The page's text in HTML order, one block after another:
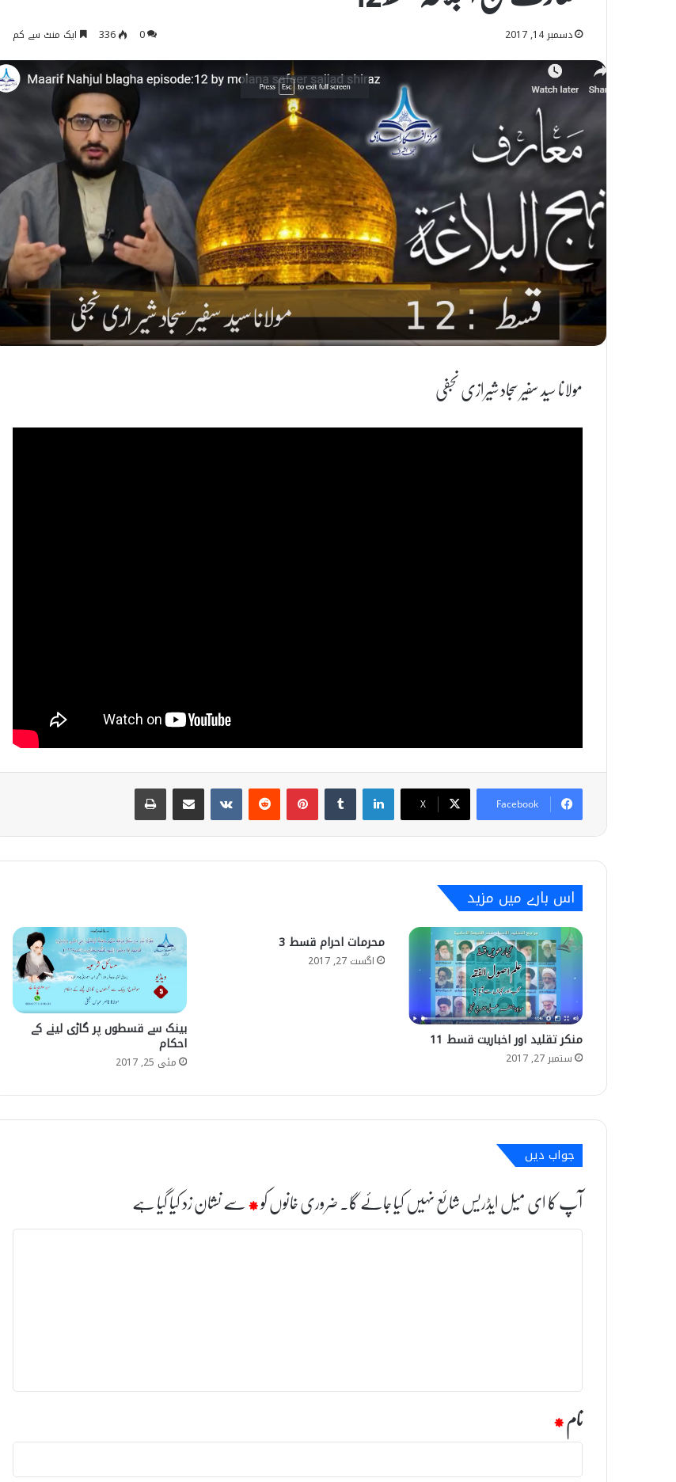
دسمبر 14, 2017 0
336 ایک منٹ سے کم
مولانا سید سفیر سجاد شیرازی نجفی
Facebook
X
اس بارے میں مزید
منکر تقلید اور اخباریت قسط 11
ستمبر 27, 2017
محرمات احرام قسط 3
اگست 27, 2017
بینک سے قسطوں پر گاڑی لینے کے
احکام
مئی 25, 2017
جواب دیں
آپ کا ای میل ایڈریس شائع نہیں کیا جائے گا۔ضروری خانوں کو*سے نشان زد کیا گیا ہے
ت
نام*